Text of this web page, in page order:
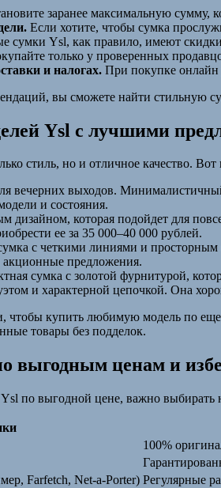
заранее максимальную сумму,
Если хотите, чтобы сумка
сумки Ysl, как правило, имеют
только у проверенных
и налогах. При покупке онлайн
вы сможете найти стильную
Ysl с лучшими
стиль, но и отличное качество.
вечерних выходов.
и состояния.
дизайном, которая подойдет для
ее за 35 000–40 000 рублей.
с четкими линиями и
предложения.
сумка с золотой фурнитурой,
и характерной цепочкой. Она
чтобы купить любимую модель по
товары без подделок.
выгодным ценам и
по выгодной цене, важно выбирать
100%
Farfetch, Net-a-Porter) Регулярные